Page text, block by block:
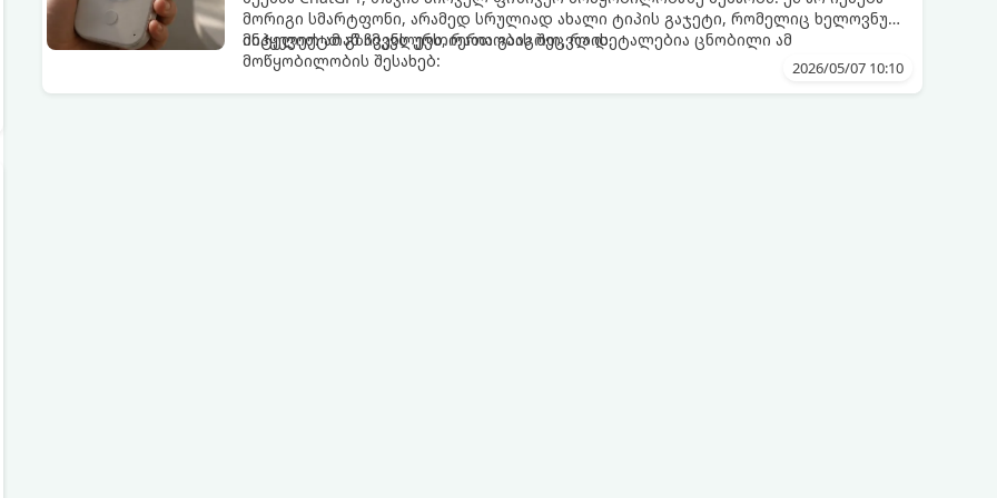
მორიგი სმარტფონი, არამედ სრულიად ახალი ტიპის გაჯეტი, რომელიც ხელოვნურ
ინტელექტთან ჩვენს ურთიერთობას შეცვლის.
მიჰყევით ამ გზამკვლევს, რათა გაიგოთ, რა დეტალებია ცნობილი ამ
მოწყობილობის შესახებ:
2026/05/07 10:10